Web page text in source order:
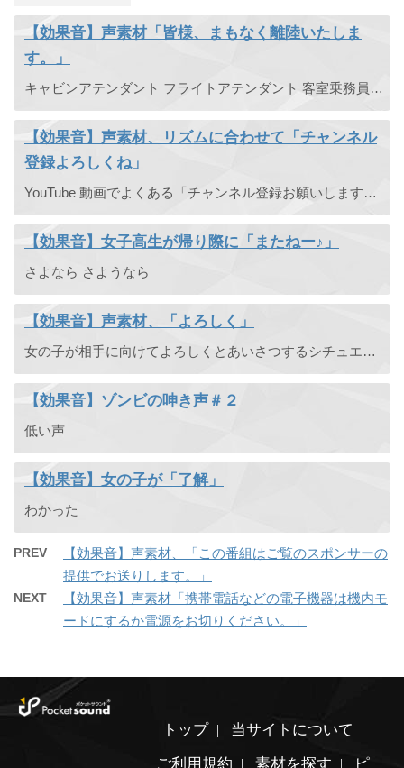
【効果音】声素材「皆様、まもなく離陸いたしま
す。」
キャビンアテンダント フライトアテンダント 客室乗務員 機内アナウンス 空港アナウンス スチュワーデス
【効果音】声素材、リズムに合わせて「チャンネル
登録よろしくね」
YouTube 動画でよくある「チャンネル登録お願いします」をギターに合わせて言う声素材です。
【効果音】女子高生が帰り際に「またねー♪」
さよなら さようなら
【効果音】声素材、「よろしく」
女の子が相手に向けてよろしくとあいさつするシチュエーションの声素材です。
【効果音】ゾンビの呻き声＃２
低い声
【効果音】女の子が「了解」
わかった
PREV
【効果音】声素材、「この番組はご覧のスポンサーの
提供でお送りします。」
NEXT
【効果音】声素材「携帯電話などの電子機器は機内モ
ードにするか電源をお切りください。」
トップ
当サイトについて
ご利用規約
素材を探す ピ